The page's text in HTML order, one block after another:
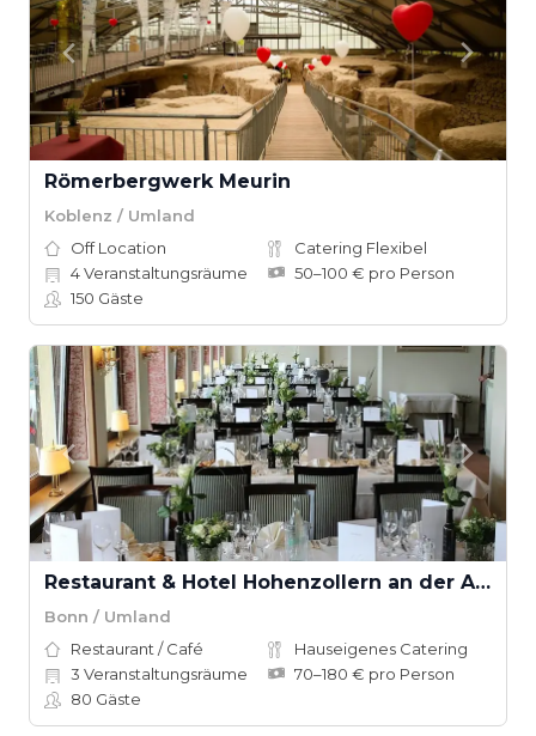
Römerbergwerk Meurin
Koblenz / Umland
Off Location
Catering Flexibel
4Veranstaltungsräume
50–100 € pro Person
150 Gäste
Restaurant & Hotel Hohenzollern an der Ahr
Bonn / Umland
Restaurant / Café
Hauseigenes Catering
3 Veranstaltungsräume
70–180 € pro Person
80 Gäste